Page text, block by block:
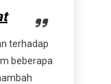
terhadap
beberapa